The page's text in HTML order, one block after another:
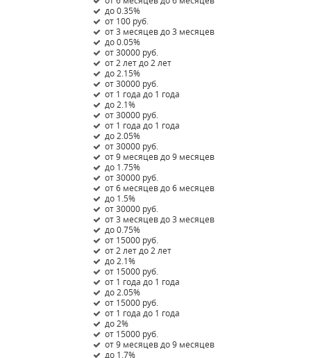
до 0.35%
от 100 руб.
от 3 месяцев до 3 месяцев
до 0.05%
от 30000 руб.
от 2 лет до 2 лет
до 2.15%
от 30000 руб.
от 1 года до 1 года
до 2.1%
от 30000 руб.
от 1 года до 1 года
до 2.05%
от 30000 руб.
от 9 месяцев до 9 месяцев
до 1.75%
от 30000 руб.
от 6 месяцев до 6 месяцев
до 1.5%
от 30000 руб.
от 3 месяцев до 3 месяцев
до 0.75%
от 15000 руб.
от 2 лет до 2 лет
до 2.1%
от 15000 руб.
от 1 года до 1 года
до 2.05%
от 15000 руб.
от 1 года до 1 года
до 2%
от 15000 руб.
от 9 месяцев до 9 месяцев
до 1.7%